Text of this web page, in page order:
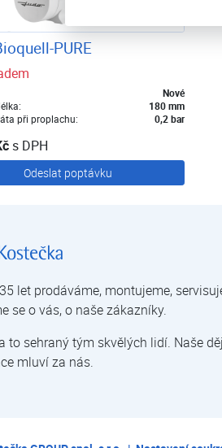
PURE
Nové
180 mm
při proplachu:
0,2 bar
s DPH
Odeslat poptávku
let prodáváme, montujeme,
se o vás, o naše zákazníky.
to sehraný tým skvělých lidí. Naše
mluví za nás.